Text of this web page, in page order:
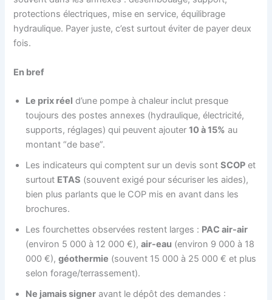
protections électriques, mise en service, équilibrage
hydraulique. Payer juste, c’est surtout éviter de payer deux
fois.
En bref
Le prix réel d’une pompe à chaleur inclut presque
toujours des postes annexes (hydraulique, électricité,
supports, réglages) qui peuvent ajouter10 à 15% au
montant “de base”.
Les indicateurs qui comptent sur un devis sontSCOP et
surtout ETAS (souvent exigé pour sécuriser les aides),
bien plus parlants que le COP mis en avant dans les
brochures.
Les fourchettes observées restent larges : PAC air-air
(environ 5 000 à 12 000 €),air-eau (environ 9 000 à 18
000 €),géothermie (souvent 15 000 à 25 000 € et plus
selon forage/terrassement).
Ne jamais signer avant le dépôt des demandes :